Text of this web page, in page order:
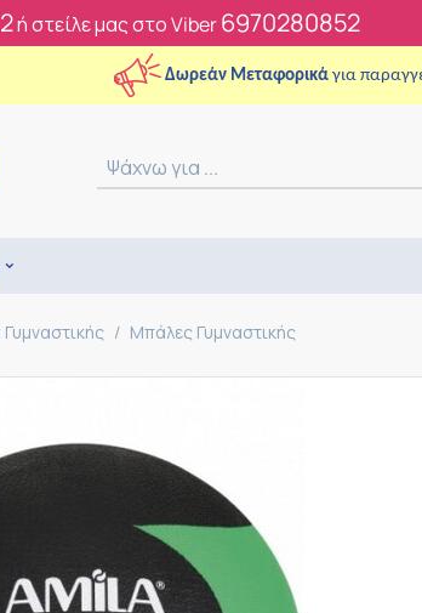
ή στείλε μας στο Viber6970280852
Δωρεάν Μεταφορικάγια
/ Μπάλες Γυμναστικής